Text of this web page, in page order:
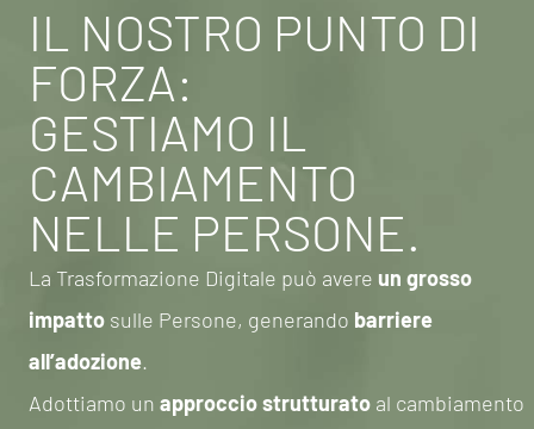
IL NOSTRO PUNTO DI
FORZA:
GESTIAMO IL
CAMBIAMENTO
NELLE PERSONE.
La Trasformazione Digitale può avere un grosso
impatto sulle Persone, generando barriere
all’adozione.
Adottiamo un approccio strutturato al cambiamento